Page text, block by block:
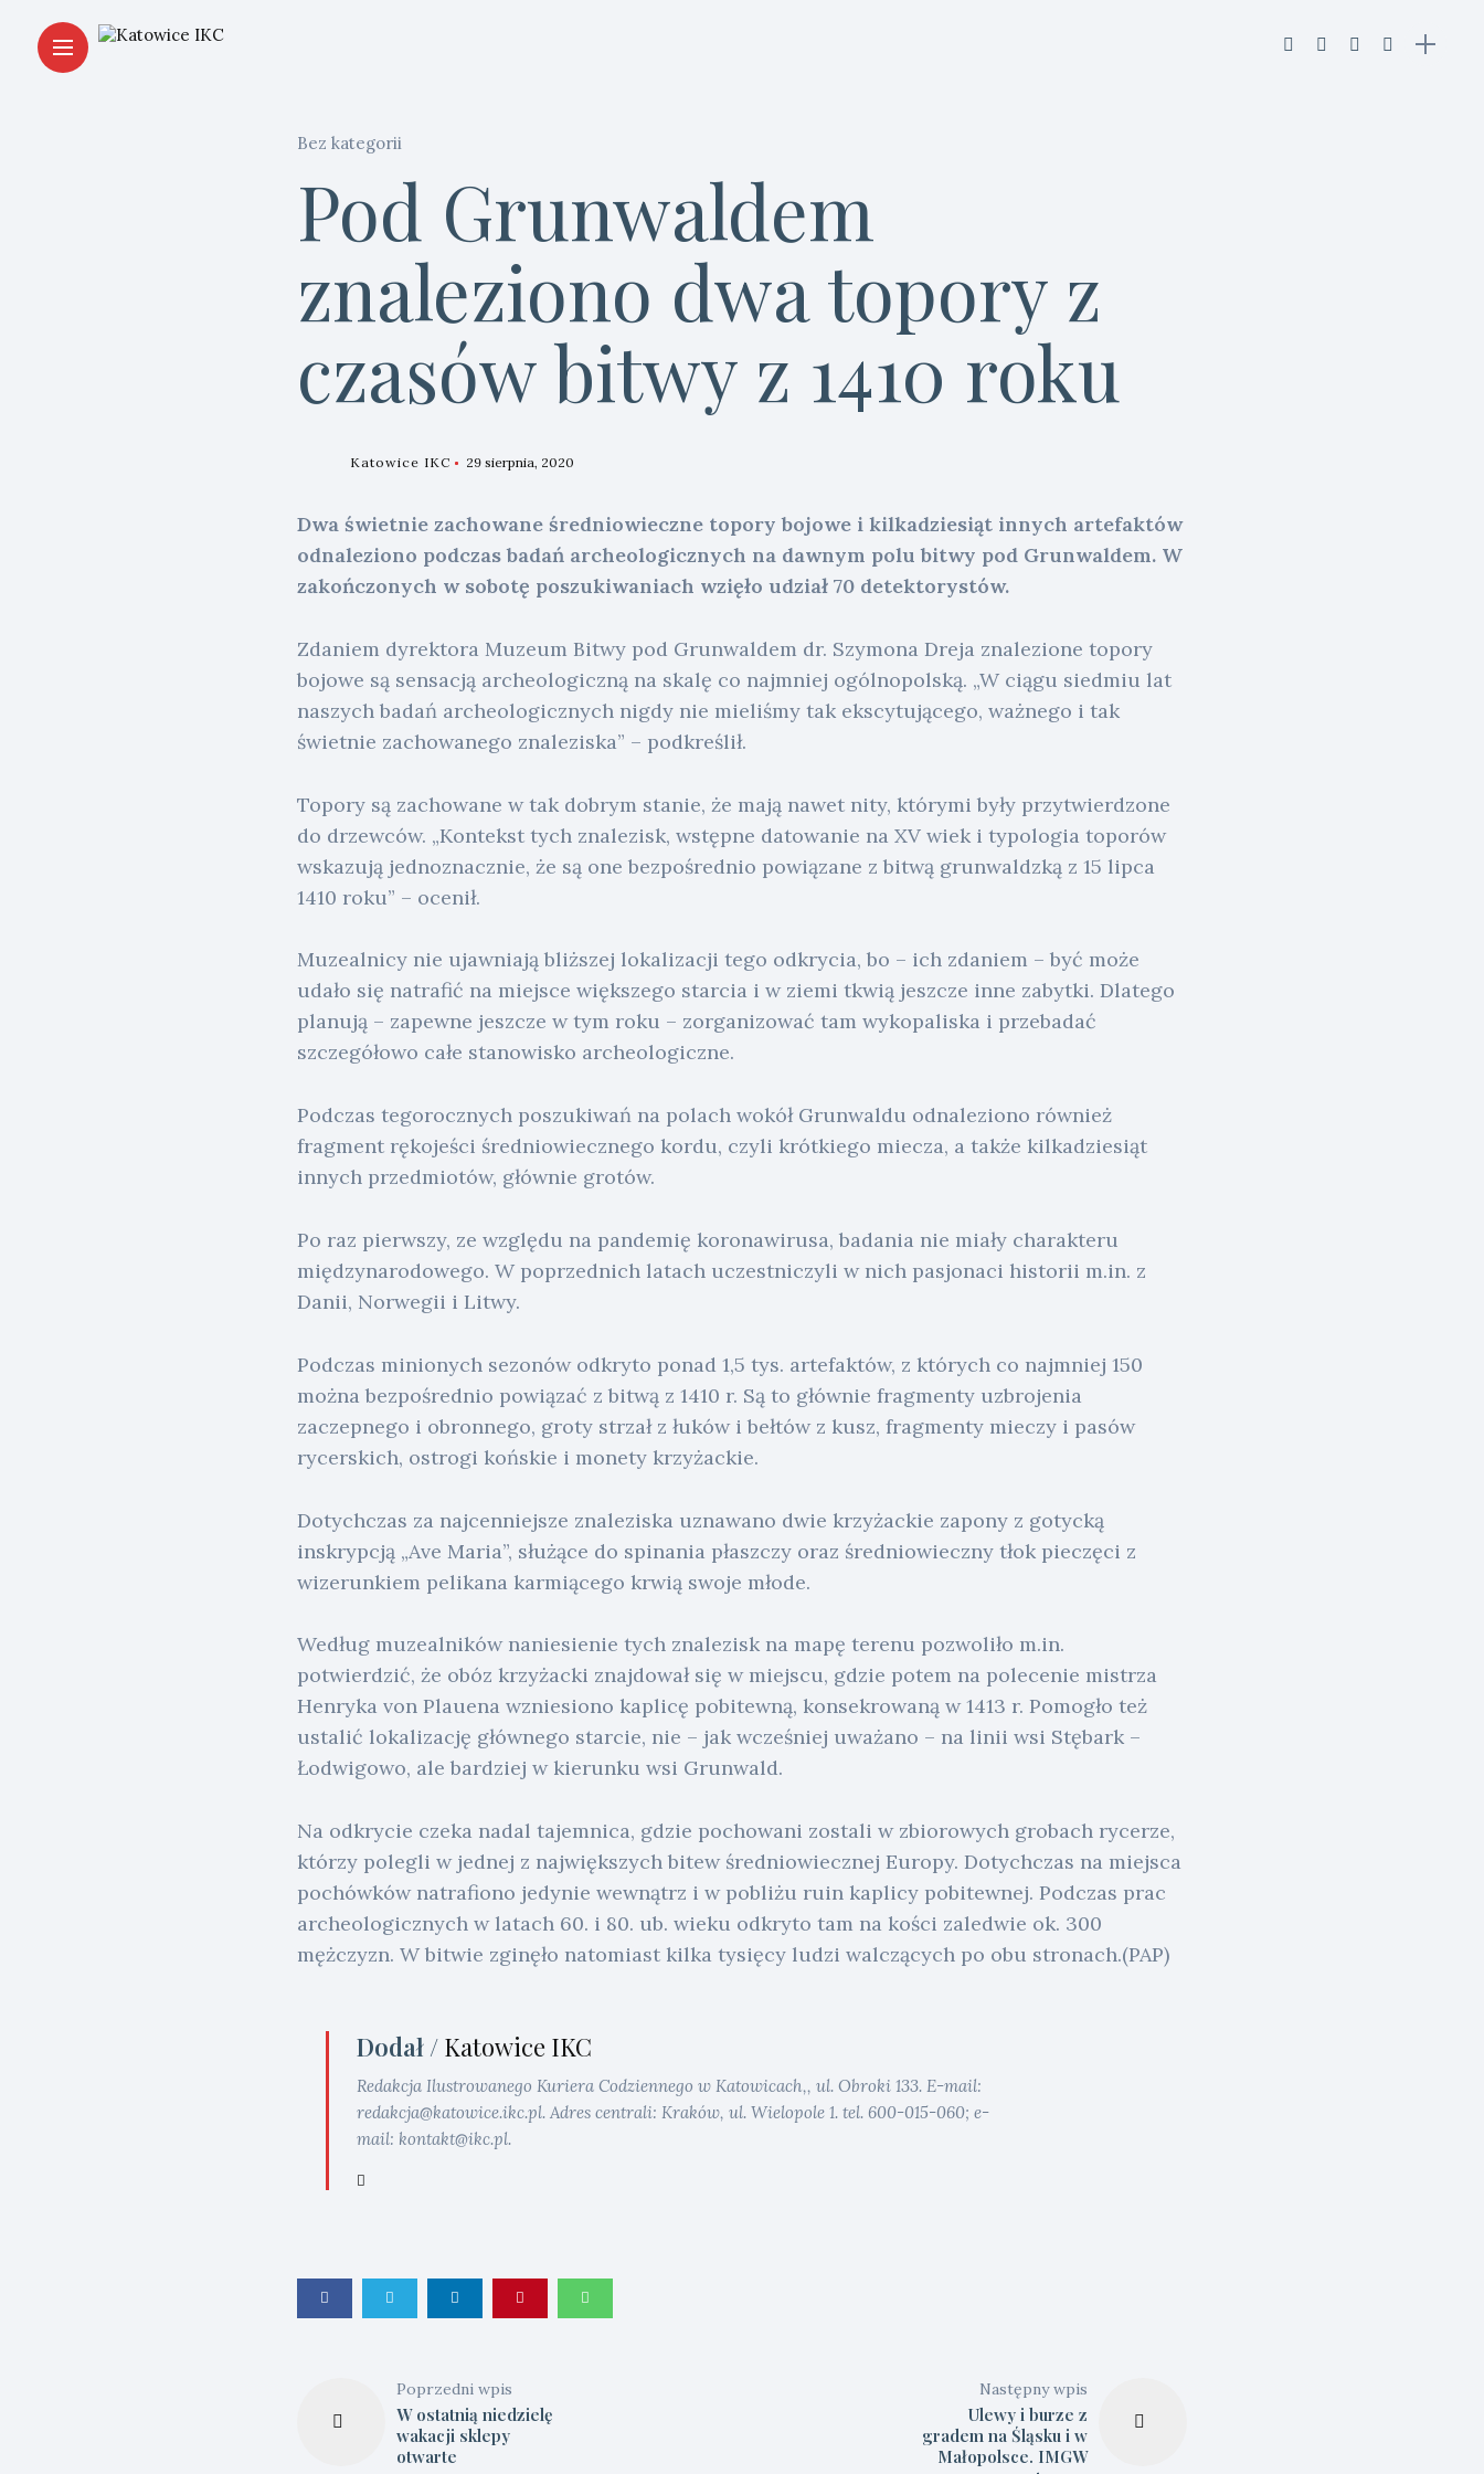
Bez kategorii
Pod Grunwaldem
znaleziono dwa topory z
czasów bitwy z 1410 roku
Katowice IKC 29 sierpnia, 2020
Dwa świetnie zachowane średniowieczne topory bojowe i kilkadziesiąt innych artefaktów
odnaleziono podczas badań archeologicznych na dawnym polu bitwy pod Grunwaldem. W
zakończonych w sobotę poszukiwaniach wzięło udział 70 detektorystów.
Zdaniem dyrektora Muzeum Bitwy pod Grunwaldem dr. Szymona Dreja znalezione topory
bojowe są sensacją archeologiczną na skalę co najmniej ogólnopolską. „W ciągu siedmiu lat
naszych badań archeologicznych nigdy nie mieliśmy tak ekscytującego, ważnego i tak
świetnie zachowanego znaleziska” – podkreślił.
Topory są zachowane w tak dobrym stanie, że mają nawet nity, którymi były przytwierdzone
do drzewców. „Kontekst tych znalezisk, wstępne datowanie na XV wiek i typologia toporów
wskazują jednoznacznie, że są one bezpośrednio powiązane z bitwą grunwaldzką z 15 lipca
1410 roku” – ocenił.
Muzealnicy nie ujawniają bliższej lokalizacji tego odkrycia, bo – ich zdaniem – być może
udało się natrafić na miejsce większego starcia i w ziemi tkwią jeszcze inne zabytki. Dlatego
planują – zapewne jeszcze w tym roku – zorganizować tam wykopaliska i przebadać
szczegółowo całe stanowisko archeologiczne.
Podczas tegorocznych poszukiwań na polach wokół Grunwaldu odnaleziono również
fragment rękojeści średniowiecznego kordu, czyli krótkiego miecza, a także kilkadziesiąt
innych przedmiotów, głównie grotów.
Po raz pierwszy, ze względu na pandemię koronawirusa, badania nie miały charakteru
międzynarodowego. W poprzednich latach uczestniczyli w nich pasjonaci historii m.in. z
Danii, Norwegii i Litwy.
Podczas minionych sezonów odkryto ponad 1,5 tys. artefaktów, z których co najmniej 150
można bezpośrednio powiązać z bitwą z 1410 r. Są to głównie fragmenty uzbrojenia
zaczepnego i obronnego, groty strzał z łuków i bełtów z kusz, fragmenty mieczy i pasów
rycerskich, ostrogi końskie i monety krzyżackie.
Dotychczas za najcenniejsze znaleziska uznawano dwie krzyżackie zapony z gotycką
inskrypcją „Ave Maria”, służące do spinania płaszczy oraz średniowieczny tłok pieczęci z
wizerunkiem pelikana karmiącego krwią swoje młode.
Według muzealników naniesienie tych znalezisk na mapę terenu pozwoliło m.in.
potwierdzić, że obóz krzyżacki znajdował się w miejscu, gdzie potem na polecenie mistrza
Henryka von Plauena wzniesiono kaplicę pobitewną, konsekrowaną w 1413 r. Pomogło też
ustalić lokalizację głównego starcie, nie – jak wcześniej uważano – na linii wsi Stębark –
Łodwigowo, ale bardziej w kierunku wsi Grunwald.
Na odkrycie czeka nadal tajemnica, gdzie pochowani zostali w zbiorowych grobach rycerze,
którzy polegli w jednej z największych bitew średniowiecznej Europy. Dotychczas na miejsca
pochówków natrafiono jedynie wewnątrz i w pobliżu ruin kaplicy pobitewnej. Podczas prac
archeologicznych w latach 60. i 80. ub. wieku odkryto tam na kości zaledwie ok. 300
mężczyzn. W bitwie zginęło natomiast kilka tysięcy ludzi walczących po obu stronach.(PAP)
Dodał / Katowice IKC
Redakcja Ilustrowanego Kuriera Codziennego w Katowicach,, ul. Obroki 133. E-mail:
redakcja@katowice.ikc.pl. Adres centrali: Kraków, ul. Wielopole 1. tel. 600-015-060; e-
mail: kontakt@ikc.pl.
Poprzedni wpis
W ostatnią niedzielę
wakacji sklepy
otwarte
Następny wpis
Ulewy i burze z
gradem na Śląsku i w
Małopolsce. IMGW